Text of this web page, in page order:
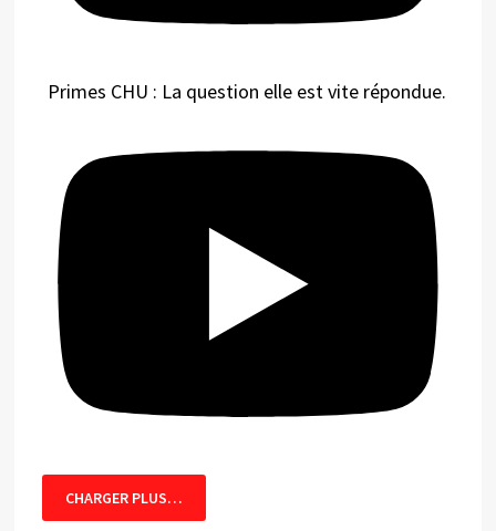
Primes CHU : La question elle est vite répondue.
CHARGER PLUS…